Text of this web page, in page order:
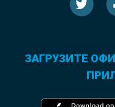
ЗАГРУЗИТЕ